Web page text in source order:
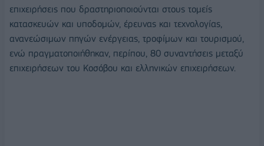
επιχειρήσεις που δραστηριοποιούνται στους τομείς
κατασκευών και υποδομών, έρευνας και τεχνολογίας,
ανανεώσιμων πηγών ενέργειας, τροφίμων και τουρισμού,
ενώ πραγματοποιήθηκαν, περίπου, 80 συναντήσεις μεταξύ
επιχειρήσεων του Κοσόβου και ελληνικών επιχειρήσεων.